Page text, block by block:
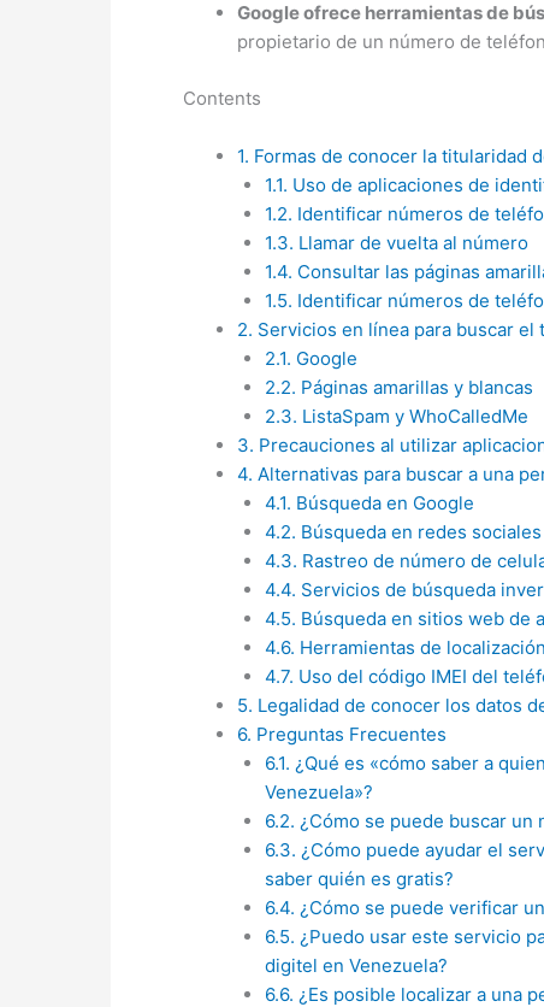
Google ofrece herramientas de
propietario de un número de
Contents
1. Formas de conocer la titularidad
1.1. Uso de aplicaciones de
1.2. Identificar números de
1.3. Llamar de vuelta al número
1.4. Consultar las páginas
1.5. Identificar números de
2. Servicios en línea para buscar
2.1. Google
2.2. Páginas amarillas y blancas
2.3. ListaSpam y WhoCalledMe
3. Precauciones al utilizar
4. Alternativas para buscar a una
4.1. Búsqueda en Google
4.2. Búsqueda en redes
4.3. Rastreo de número de
4.4. Servicios de búsqueda
4.5. Búsqueda en sitios web de
4.6. Herramientas de
4.7. Uso del código IMEI del
5. Legalidad de conocer los datos
6. Preguntas Frecuentes
6.1. ¿Qué es «cómo saber a
Venezuela»?
6.2. ¿Cómo se puede buscar un
6.3. ¿Cómo puede ayudar el
saber quién es gratis?
6.4. ¿Cómo se puede verificar
6.5. ¿Puedo usar este servicio
digitel en Venezuela?
6.6. ¿Es posible localizar a una